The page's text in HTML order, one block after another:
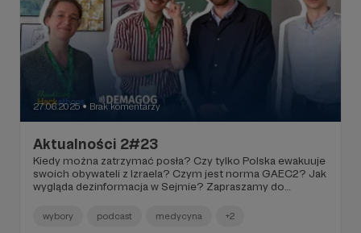
27.06.2025 ● Brak komentarzy
Aktualności 2#23
Kiedy można zatrzymać posła? Czy tylko Polska ewakuuje
swoich obywateli z Izraela? Czym jest norma GAEC2? Jak
wygląda dezinformacja w Sejmie? Zapraszamy do
medycznych ze specjalnym fragmentem tylko dla Was!
Sprawdziliśmy również, czy nieprawidłowości w komisjach
wybory podcast medycyna +2